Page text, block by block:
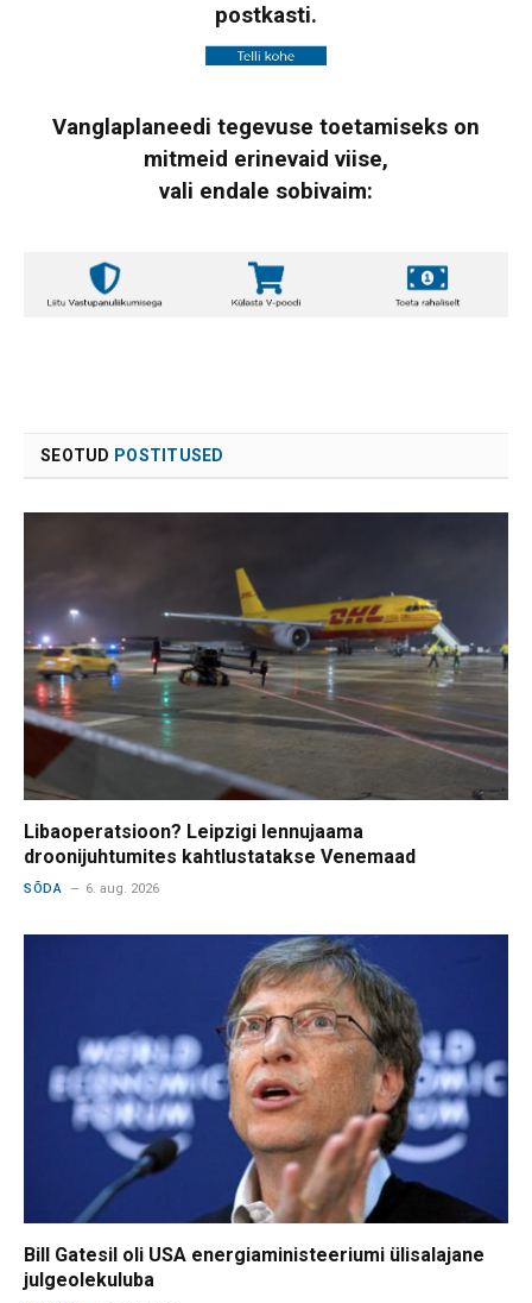
postkasti.
Vanglaplaneedi tegevuse toetamiseks on
mitmeid erinevaid viise,
vali endale sobivaim:
SEOTUD POSTITUSED
Libaoperatsioon? Leipzigi lennujaama
droonijuhtumites kahtlustatakse Venemaad
SÕDA 6. aug. 2026
Bill Gatesil oli USA energiaministeeriumi ülisalajane
julgeolekuluba